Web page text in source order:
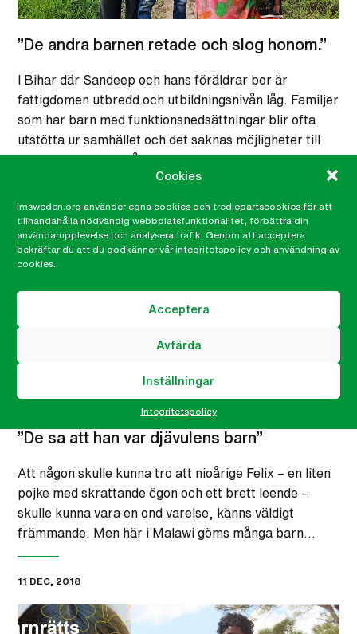
Cookies
imsweden.org använder egna cookies och tredjepartscookies för att
tillhandahålla nödvändig webbplatsfunktionalitet, förbättra din
användarupplevelse och analysera trafik. Genom att acceptera
bekräftar du att du godkänner vår integritetspolicy och användning av
cookies.
Acceptera
Avfärda
Inställningar
Integritetspolicy
”De andra barnen retade och slog honom.”
I Bihar där Sandeep och hans föräldrar bor är
fattigdomen utbredd och utbildningsnivån låg. Familjer
som har barn med funktionsnedsättningar blir ofta
utstötta ur samhället och det saknas möjligheter till
12 APR, 2019
”De sa att han var djävulens barn”
Att någon skulle kunna tro att nioårige Felix – en liten
pojke med skrattande ögon och ett brett leende –
skulle kunna vara en ond varelse, känns väldigt
främmande. Men här i Malawi göms många barn…
11 DEC, 2018